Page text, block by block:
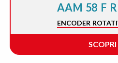
AAM 58 F
ENCODER
SCOPRI